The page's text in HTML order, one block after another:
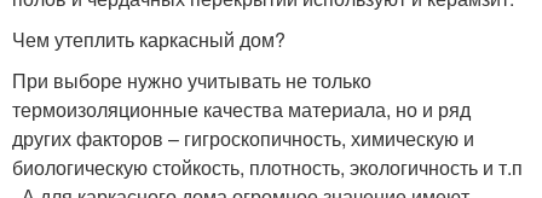
Чем утеплить каркасный дом?
При выборе нужно учитывать не только
термоизоляционные качества материала, но и ряд
других факторов – гигроскопичность, химическую и
биологическую стойкость, плотность, экологичность и т.п